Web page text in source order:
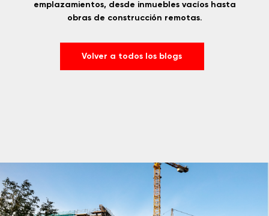
emplazamientos, desde inmuebles vacíos hasta
obras de construcción remotas.
Volver a todos los blogs